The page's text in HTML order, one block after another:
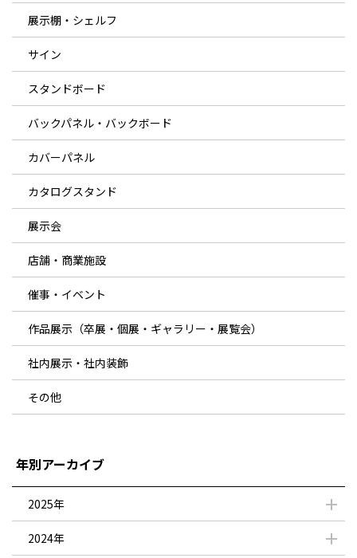
展示棚・シェルフ
サイン
スタンドボード
バックパネル・バックボード
カバーパネル
カタログスタンド
展示会
店舗・商業施設
催事・イベント
作品展示（卒展・個展・ギャラリー・展覧会）
社内展示・社内装飾
その他
年別アーカイブ
2025年
2024年